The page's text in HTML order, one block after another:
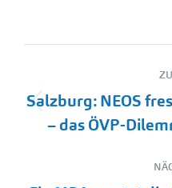
Salzburg: NEOS
– das ÖVP-